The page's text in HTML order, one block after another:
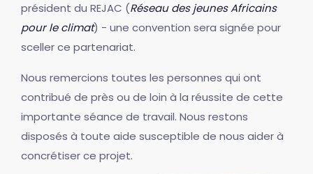
président du REJAC (Réseau des jeunes Africains
pour le climat) - une convention sera signée pour
sceller ce partenariat.
Nous remercions toutes les personnes qui ont
contribué de près ou de loin à la réussite de cette
importante séance de travail. Nous restons
disposés à toute aide susceptible de nous aider à
concrétiser ce projet.